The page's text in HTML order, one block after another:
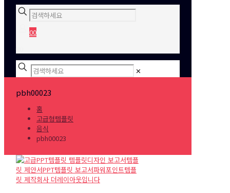
00
✕
pbh00023
홈
고급형템플릿
음식
pbh00023